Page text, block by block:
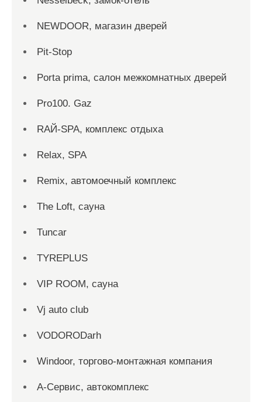
NEWDOOR, магазин дверей
Pit-Stop
Porta prima, салон межкомнатных дверей
Pro100. Gaz
RAЙ-SPA, комплекс отдыха
Relax, SPA
Remix, автомоечный комплекс
The Loft, сауна
Tuncar
TYREPLUS
VIP ROOM, сауна
Vj auto club
VODORODarh
Windoor, торгово-монтажная компания
А-Сервис, автокомплекс